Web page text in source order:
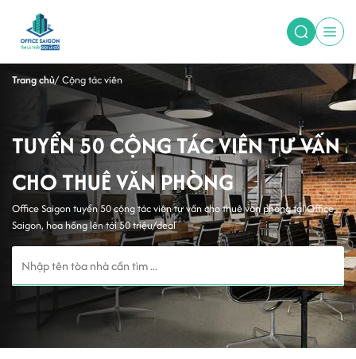
Trang chủ Cộng tác viên
TUYỂN 50 CỘNG TÁC VIÊN TƯ VẤN
CHO THUÊ VĂN PHÒNG
Office Saigon tuyển 50 cộng tác viên tư vấn cho thuê văn phòng tại Office
Saigon, hoa hồng lên tới 50 triệu/deal